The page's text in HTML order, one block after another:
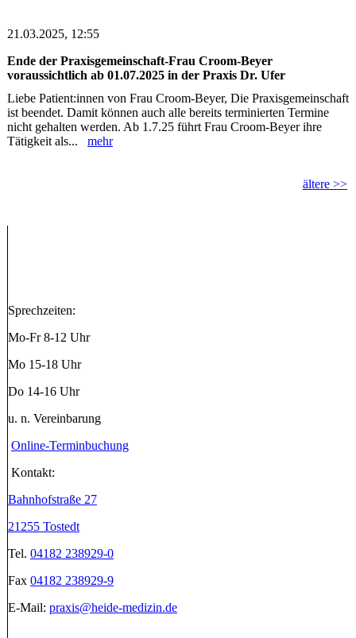
21.03.2025, 12:55
Ende der Praxisgemeinschaft-Frau Croom-Beyer
voraussichtlich ab 01.07.2025 in der Praxis Dr. Ufer
Liebe Patient:innen von Frau Croom-Beyer, Die Praxisgemeinschaft
ist beendet. Damit können auch alle bereits terminierten Termine
nicht gehalten werden. Ab 1.7.25 führt Frau Croom-Beyer ihre
Tätigkeit als... mehr
ältere >>
Sprechzeiten:
Mo-Fr 8-12 Uhr
Mo 15-18 Uhr
Do 14-16 Uhr
u. n. Vereinbarung
Online-Terminbuchung
Kontakt:
Bahnhofstraße 27
21255 Tostedt
Tel. 04182 238929-0
Fax 04182 238929-9
E-Mail: praxis@heide-medizin.de